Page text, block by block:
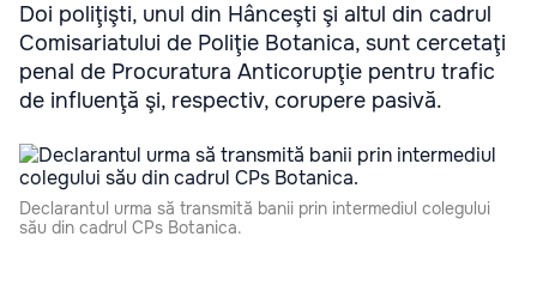
Doi poliţişti, unul din Hânceşti şi altul din cadrul
Comisariatului de Poliţie Botanica, sunt cercetaţi
penal de Procuratura Anticorupţie pentru trafic
de influenţă şi, respectiv, corupere pasivă.
Declarantul urma să transmită banii prin intermediul colegului
său din cadrul CPs Botanica.